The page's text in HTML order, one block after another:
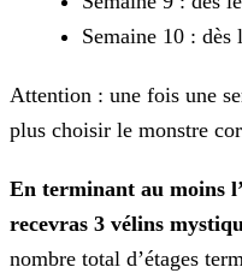
Semaine 10 : dès
Attention : une fois une
plus choisir le monstre
En terminant au moins
recevras 3 vélins
nombre total d’étages